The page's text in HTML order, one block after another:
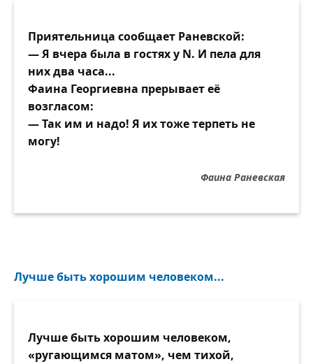
Приятельница сообщает Раневской:
— Я вчера была в гостях у N. И пела для
них два часа...
Фаина Георгиевна прерывает её
возгласом:
— Так им и надо! Я их тоже терпеть не
могу!
Фаина Раневская
Лучше быть хорошим человеком...
Лучше быть хорошим человеком,
«ругающимся матом», чем тихой,